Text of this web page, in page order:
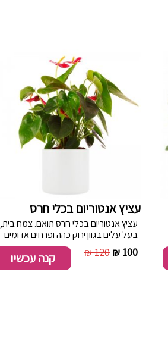
עציץ אנטוריום בכלי חרס
עציץ אנטוריום בכלי חרס תואם. צמח בית,
בעל עלים בגוון ירוק כהה ופרחים אדומים
בצורת לבבות קטנים.
100 ₪
120 ₪ קנה עכשיו